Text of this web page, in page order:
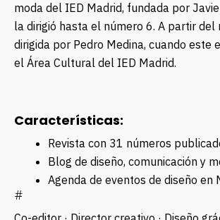
moda del IED Madrid, fundada por
la dirigió hasta el número 6. A partir del
dirigida por Pedro Medina, cuando este
el Área Cultural del IED Madrid.
Características:
Revista con 31 números
Blog de diseño, comunicación y
Agenda de eventos de diseño en
#